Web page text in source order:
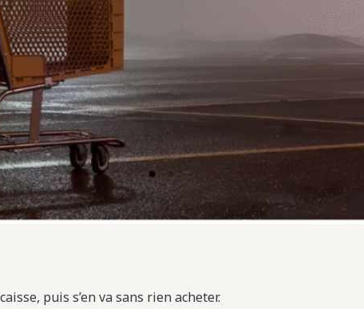
puis s’en va sans rien acheter.